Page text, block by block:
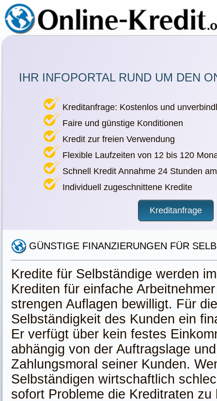
IHR INFOPORTAL RUND UM DEN
Kreditanfrage: Kostenlos und
Faire und günstige Konditionen
Kredit zur freien Verwendung
Flexible Laufzeiten von 12 bis 120
Schnell Kredit Annahme 24 Stunden
Individuell zugeschnittene Kredite
Kreditanfrage
GÜNSTIGE FINANZIERUNGEN FÜR
Kredite für Selbständige werden
Krediten für einfache
strengen Auflagen bewilligt. Für
Selbständigkeit des Kunden ein
Er verfügt über kein festes
abhängig von der Auftragslage
Zahlungsmoral seiner Kunden.
Selbständigen wirtschaftlich
sofort Probleme die Kreditraten zu